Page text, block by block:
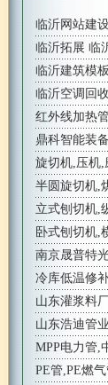
临沂网站建
临沂拓展 临
临沂建筑模板
临沂空调回收
红外线加热管
鼎科智能装
旋切机,压机,
半圆旋切机,
立式刨切机,
卧式刨切机,
南京晟普特
冷库低温修
山东灌浆料
山东浩迪管
MPP电力管,
PE管,PE燃